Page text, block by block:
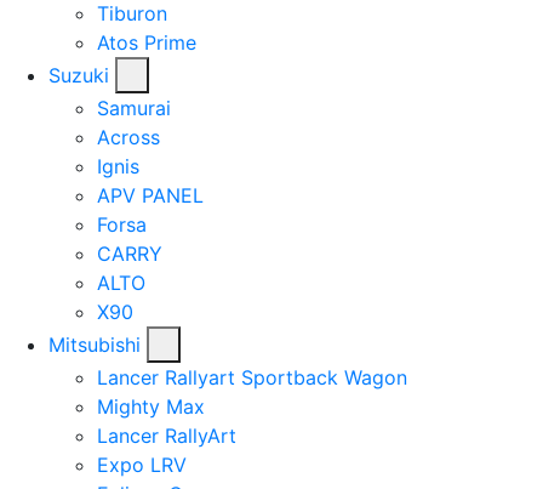
Tiburon
Atos Prime
Suzuki
Samurai
Across
Ignis
APV PANEL
Forsa
CARRY
ALTO
X90
Mitsubishi
Lancer Rallyart Sportback Wagon
Mighty Max
Lancer RallyArt
Expo LRV